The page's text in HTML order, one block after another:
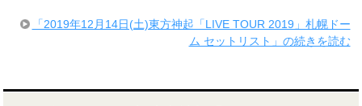
「2019年12月14日(土)東方神起「LIVE TOUR 2019」札幌ドー
ム セットリスト」の続きを読む